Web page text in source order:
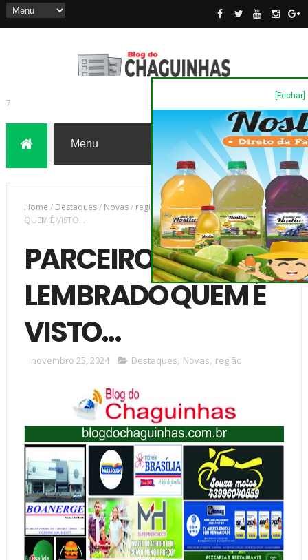
[Fechar]
7
Home / Destaques/ Novas/ região/PARCEIROS - SÓ É LEMBRADO
QUEM É VISTO...
PARCEIROS - SÓ É
LEMBRADO QUEM É
VISTO...
novembro 25, 2024 Destaques, Novas, região